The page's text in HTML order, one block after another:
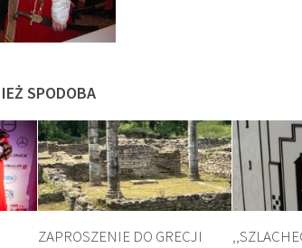
SPODOBA
ZAPROSZENIE DO GRECJI